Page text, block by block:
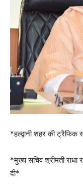
*हल्द्वानी शहर की ट्रैफिक
*मुख्य सचिव श्रीमती राधा
दी*